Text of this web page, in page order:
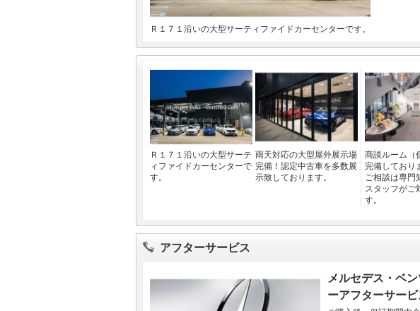
Ｒ１７１沿いの大型サーティファイドカーセンターです。
Ｒ１７１沿いの大型サーテ
ィファイドカーセンターで
す。
雨天対応の大型屋外展示場
完備！認定中古車を多数展
示致しております。
商談ルーム（
完備しており
ご相談は専門
スタッフがご
す。
アフターサービス
メルセデス・ベ
ーアフターサービ